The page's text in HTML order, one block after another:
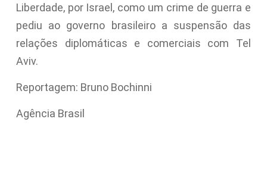
Liberdade, por Israel, como um crime de guerra e
pediu ao governo brasileiro a suspensão das
relações diplomáticas e comerciais com Tel
Aviv.
Reportagem: Bruno Bochinni
Agência Brasil